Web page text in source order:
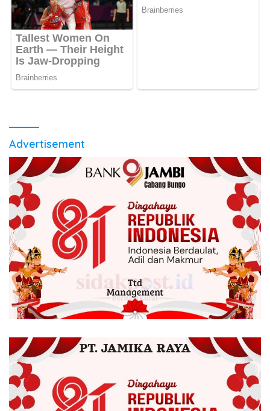
Advertisement